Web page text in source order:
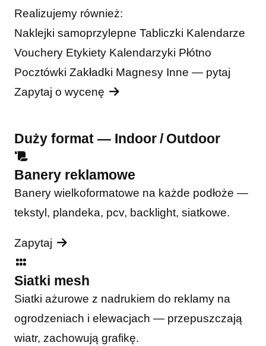
Realizujemy również:
Naklejki samoprzylepne Tabliczki Kalendarze
Vouchery Etykiety Kalendarzyki Płótno
Pocztówki Zakładki Magnesy Inne — pytaj
Zapytaj o wycenę
Duży format — Indoor / Outdoor
Banery reklamowe
Banery wielkoformatowe na każde podłoże —
tekstyl, plandeka, pcv, backlight, siatkowe.
Zapytaj
Siatki mesh
Siatki ażurowe z nadrukiem do reklamy na
ogrodzeniach i elewacjach — przepuszczają
wiatr, zachowują grafikę.